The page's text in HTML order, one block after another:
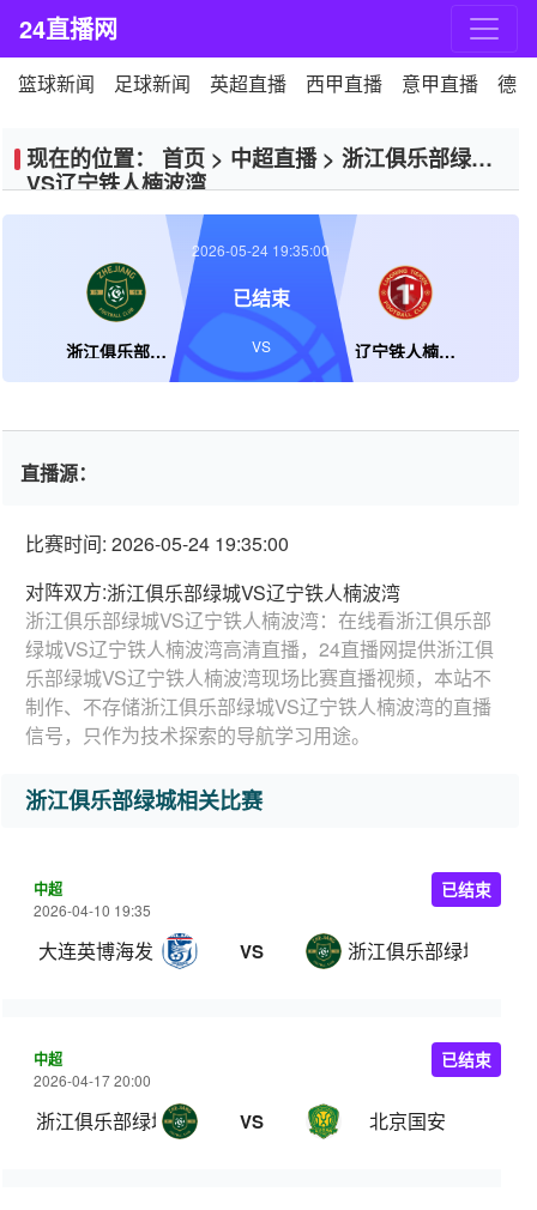
24直播网
篮球新闻 足球新闻 英超直播 西甲直播 意甲直播 德
现在的位置： 首页 > 中超直播> 浙江俱乐部绿城
VS辽宁铁人楠波湾
浙江俱乐部绿城 辽宁铁人楠波湾
2026-05-24 19:35:00
已结束
VS
直播源：
比赛时间: 2026-05-24 19:35:00
对阵双方:浙江俱乐部绿城VS辽宁铁人楠波湾
浙江俱乐部绿城VS辽宁铁人楠波湾：在线看浙江俱乐部
绿城VS辽宁铁人楠波湾高清直播，24直播网提供浙江俱
乐部绿城VS辽宁铁人楠波湾现场比赛直播视频，本站不
制作、不存储浙江俱乐部绿城VS辽宁铁人楠波湾的直播
信号，只作为技术探索的导航学习用途。
浙江俱乐部绿城相关比赛
中超
2026-04-10 19:35
大连英博海发 VS 浙江俱乐部绿城
已结束
中超
2026-04-17 20:00
浙江俱乐部绿城 VS 北京国安
已结束